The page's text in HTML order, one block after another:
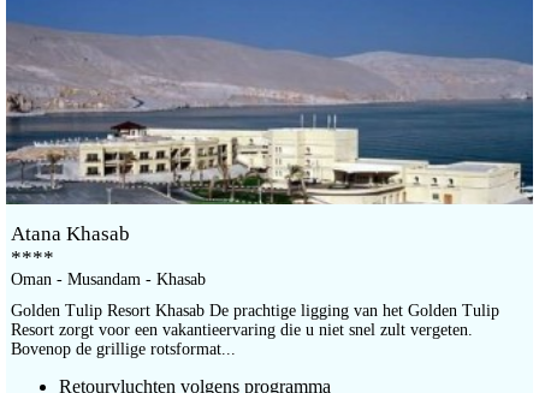
Atana Khasab
****
Oman - Musandam - Khasab
Golden Tulip Resort Khasab De prachtige ligging van het Golden Tulip
Resort zorgt voor een vakantieervaring die u niet snel zult vergeten.
Bovenop de grillige rotsformat...
Retourvluchten volgens programma